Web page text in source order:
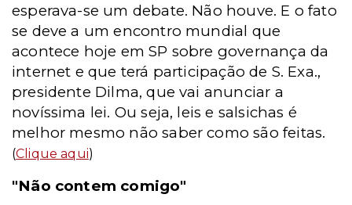
esperava-se um debate. Não houve. E o fato
se deve a um encontro mundial que
acontece hoje em SP sobre governança da
internet e que terá participação de S. Exa.,
presidente Dilma, que vai anunciar a
novíssima lei. Ou seja, leis e salsichas é
melhor mesmo não saber como são feitas.
(Clique aqui)
"Não contem comigo"